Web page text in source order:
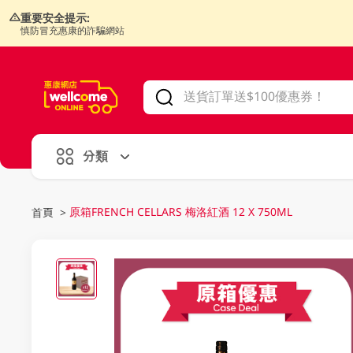
重要安全提示:
慎防冒充惠康的詐騙網站
分類
首頁 > 原箱FRENCH CELLARS 梅洛紅酒 12 X 750ML